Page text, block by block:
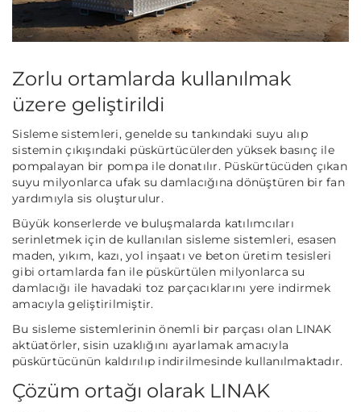
Zorlu ortamlarda kullanılmak
üzere geliştirildi
Sisleme sistemleri, genelde su tankındaki suyu alıp
sistemin çıkışındaki püskürtücülerden yüksek basınç ile
pompalayan bir pompa ile donatılır. Püskürtücüden çıkan
suyu milyonlarca ufak su damlacığına dönüştüren bir fan
yardımıyla sis oluşturulur.
Büyük konserlerde ve buluşmalarda katılımcıları
serinletmek için de kullanılan sisleme sistemleri, esasen
maden, yıkım, kazı, yol inşaatı ve beton üretim tesisleri
gibi ortamlarda fan ile püskürtülen milyonlarca su
damlacığı ile havadaki toz parçacıklarını yere indirmek
amacıyla geliştirilmiştir.
Bu sisleme sistemlerinin önemli bir parçası olan LINAK
aktüatörler, sisin uzaklığını ayarlamak amacıyla
püskürtücünün kaldırılıp indirilmesinde kullanılmaktadır.
Çözüm ortağı olarak LINAK